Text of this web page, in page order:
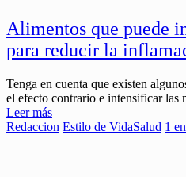
Alimentos que puede
para reducir la
Tenga en cuenta que existen
el efecto contrario e intensificar las
Leer más
Redaccion Estilo de VidaSalud 1